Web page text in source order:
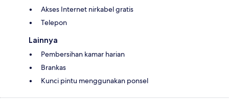
Akses Internet nirkabel gratis
Telepon
Lainnya
Pembersihan kamar harian
Brankas
Kunci pintu menggunakan ponsel